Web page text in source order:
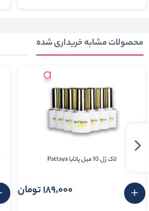
محصولات مشابه خریداری شده
لاک ژل 10 میل پاتایا Pattaya
189٬000 تومان